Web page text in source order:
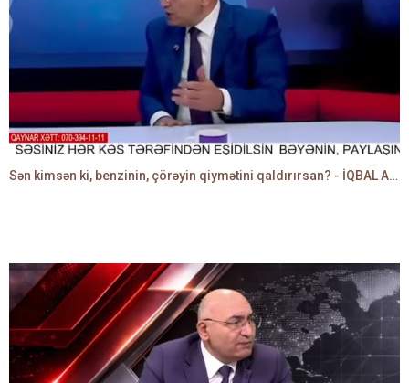
Sən kimsən ki, benzinin, çörəyin qiymətini qaldırırsan? - İQBAL AĞAZADƏ